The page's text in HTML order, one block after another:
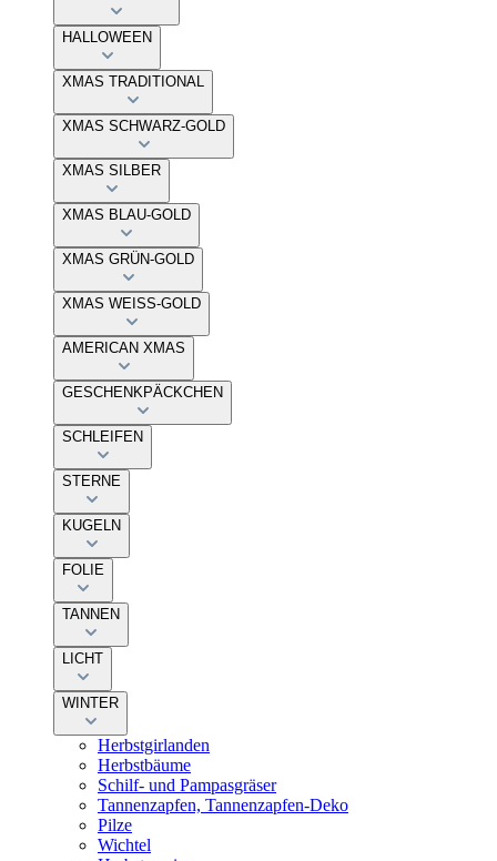
HALLOWEEN
XMAS TRADITIONAL
XMAS SCHWARZ-GOLD
XMAS SILBER
XMAS BLAU-GOLD
XMAS GRÜN-GOLD
XMAS WEISS-GOLD
AMERICAN XMAS
GESCHENKPÄCKCHEN
SCHLEIFEN
STERNE
KUGELN
FOLIE
TANNEN
LICHT
WINTER
Herbstgirlanden
Herbstbäume
Schilf- und Pampasgräser
Tannenzapfen, Tannenzapfen-Deko
Pilze
Wichtel